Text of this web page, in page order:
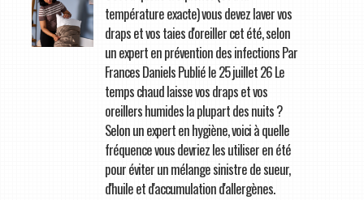
température exacte) vous devez laver vos
draps et vos taies d'oreiller cet été, selon
un expert en prévention des infections Par
Frances Daniels Publié le 25 juillet 26 Le
temps chaud laisse vos draps et vos
oreillers humides la plupart des nuits ?
Selon un expert en hygiène, voici à quelle
fréquence vous devriez les utiliser en été
pour éviter un mélange sinistre de sueur,
d'huile et d'accumulation d'allergènes.